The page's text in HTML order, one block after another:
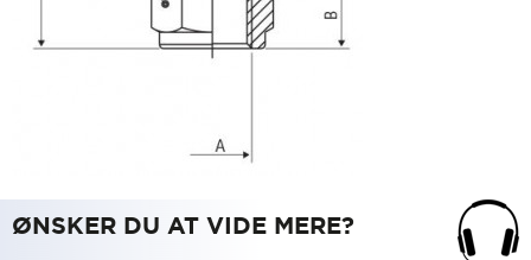
ØNSKER DU AT VIDE MERE?